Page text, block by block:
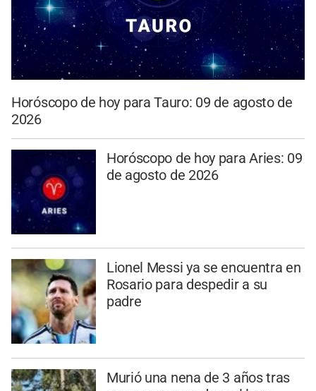
Horóscopo de hoy para Tauro: 09 de agosto de
2026
Horóscopo de hoy para Aries: 09
de agosto de 2026
Lionel Messi ya se encuentra en
Rosario para despedir a su
padre
Murió una nena de 3 años tras